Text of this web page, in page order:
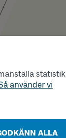
statistik
använder vi
ALLA